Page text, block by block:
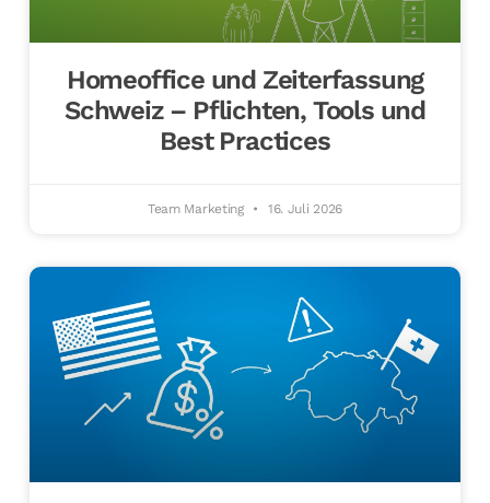
Homeoffice und Zeiterfassung
Schweiz – Pflichten, Tools und
Best Practices
Team Marketing 16. Juli 2026